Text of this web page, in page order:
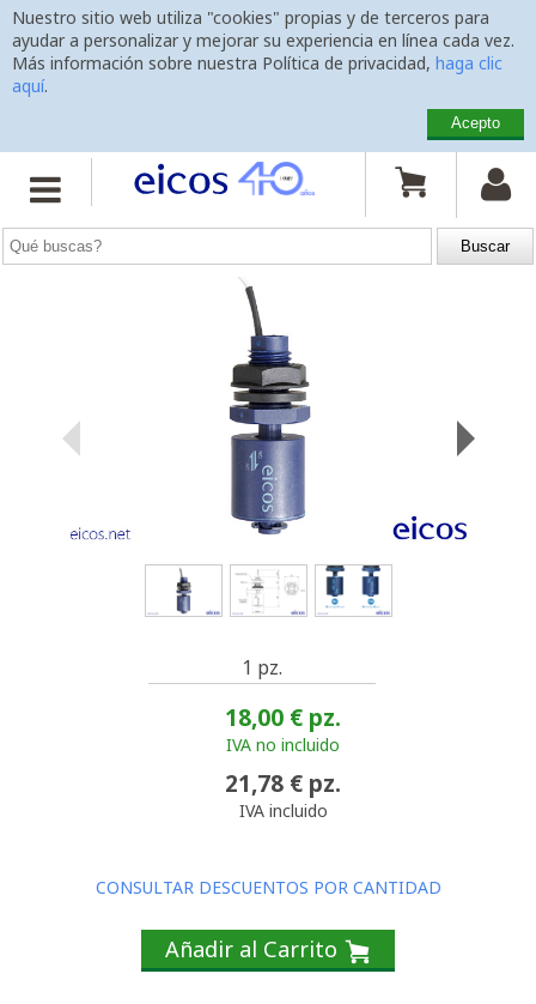
Nuestro sitio web utiliza "cookies" propias y de terceros para
ayudar a personalizar y mejorar su experiencia en línea cada vez.
Más información sobre nuestra Política de privacidad, haga clic
aquí.
Acepto
 
Inicio >Sensores de Nivel >Montaje Vertical > LC26M-40
Sensor de Nivel LC26M-40
para ácidos, productos químicos y montaje vertical
1 pz.
18,00 € pz.
IVA no incluido
21,78 € pz.
IVA incluido
CONSULTAR DESCUENTOS POR CANTIDAD
Añadir al Carrito